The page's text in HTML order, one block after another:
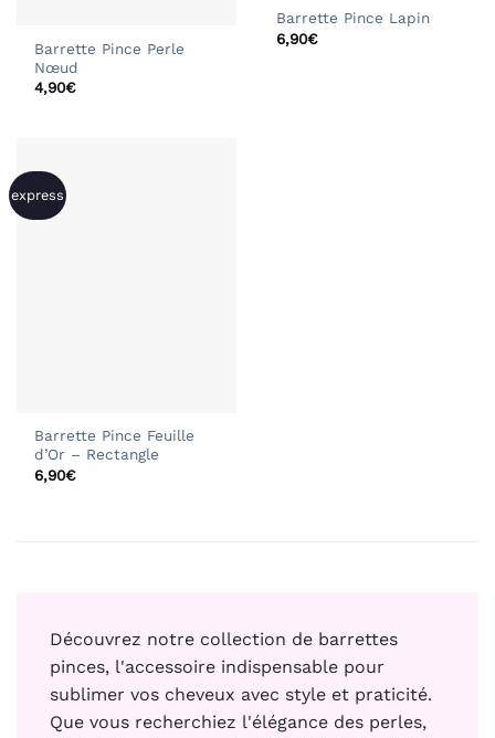
Barrette Pince Perle
Nœud
4,90€
Barrette Pince Lapin
6,90€
express
Barrette Pince Feuille
d’Or – Rectangle
6,90€
Découvrez notre collection de barrettes
pinces, l'accessoire indispensable pour
sublimer vos cheveux avec style et praticité.
Que vous recherchiez l'élégance des perles,